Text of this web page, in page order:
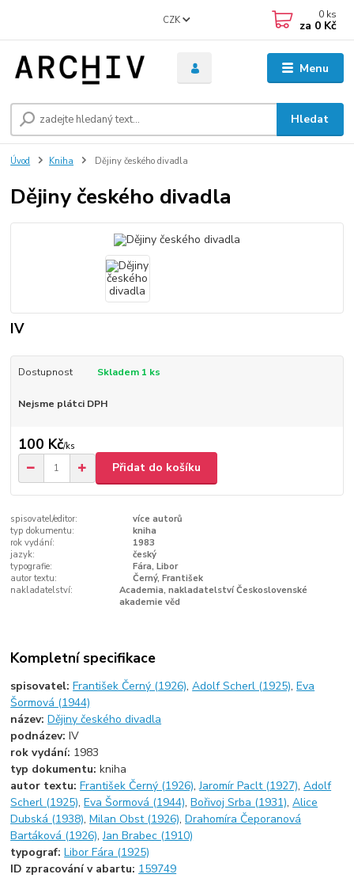
Menu
CZK
Hledat
0 ks
za 0 Kč
Úvod Kniha Dějiny českého divadla
Dějiny českého divadla
IV
Dostupnost Skladem 1 ks
Nejsme plátci DPH
100 Kč/ks
Přidat do košíku
spisovatel/editor:
více autorů
typ dokumentu:
kniha
rok vydání:
1983
jazyk:
český
typografie:
Fára, Libor
autor textu:
Černý, František
nakladatelství:
Academia, nakladatelství Československé
akademie věd
Kompletní specifikace
spisovatel:František Černý (1926),Adolf Scherl (1925),Eva
Šormová (1944)
název:Dějiny českého divadla
podnázev:IV
rok vydání: 1983
typ dokumentu:kniha
autor textu:František Černý (1926),Jaromír Paclt (1927),Adolf
Scherl (1925),Eva Šormová (1944),Bořivoj Srba (1931),Alice
Dubská (1938),Milan Obst (1926),Drahomíra Čeporanová
Bartáková (1926),Jan Brabec (1910)
typograf:Libor Fára (1925)
ID zpracování v abartu: 159749